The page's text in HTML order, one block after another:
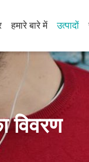
हमारे बारे में उत्पादों
विवरण